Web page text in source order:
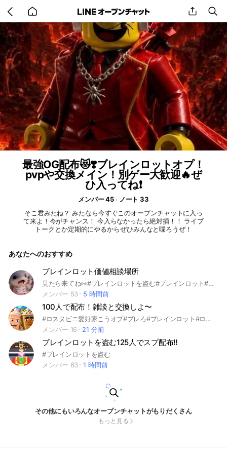
back
to
home
share
最強OG配布😻❣️ブレインロットオプ！
pvpや交換メイン！別ゲー大歓迎🔥ぜ
ひ入ってね❗️
メンバー 45
ノート 33
そこ君みたね？ みたなら今すぐこのオープンチャットに入っ
て来よ！今がチャンス！ 今入らなかったら絶対損！！ ライブ
トークとか定期的にやるからぜひみんなと喋ろうぜ！
あなたへのおすすめ
ブレインロット価値相談場所
見たら来てね👀#ブレインロットを盗む#ブレインロット#ロブロックス
メンバー 53
5 時間前
100人で配布！雑談と交換しよ〜
#ロスヌビニ愛好家こうオプ#ブレろ#ブレインロット#ロブロックス#ブレインロット交換
メンバー 16
21 分前
ブレインロットを盗む125人でスプ配布‼️
#ブレインロットを盗む
メンバー 63
1 時間前
その他にもいろんなオープンチャットがもりだくさん
もっと見る